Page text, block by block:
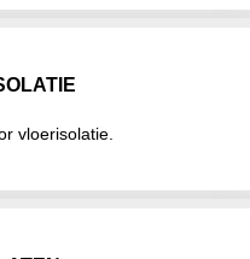
vloerisolatie.